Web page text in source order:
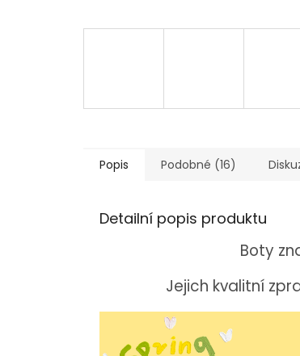
Popis Podobné (16)
Detailní popis produktu
Boty
Jejich kvalitní